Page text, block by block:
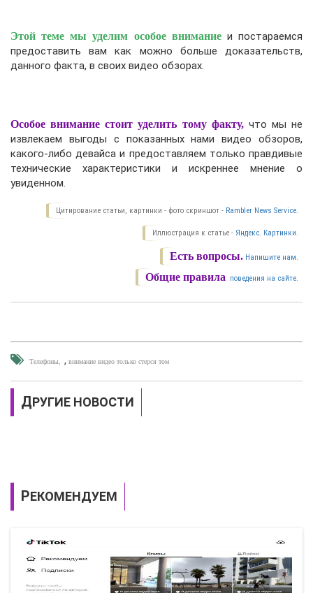
Этой теме мы уделим особое вниманиеи постараемся
предоставить вам как можно больше доказательств,
данного факта, в своих видео обзорах.
Особое внимание стоит уделить тому факту,что мы не
извлекаем выгоды с показанных нами видео обзоров,
какого-либо девайса и предоставляем только правдивые
технические характеристики и искреннее мнение о
увиденном.
Цитирование статьи, картинки - фото скриншот - Rambler News Service.
Иллюстрация к статье - Яндекс. Картинки.
Есть вопросы. Напишите нам.
Общие правила поведения на сайте.
Телефоны , внимание видео только стерся том
ДРУГИЕ НОВОСТИ
РЕКОМЕНДУЕМ